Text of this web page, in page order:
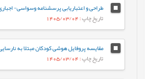
طراحی و اعتباریابی پرسشنامه وسواسی- اجباری
تاریخ چاپ: 1405/03/04
تاریخ چاپ: 1405/03/04